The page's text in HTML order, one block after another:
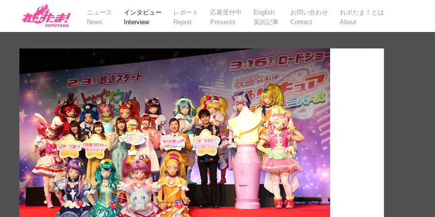
ニュース
News
インタビュー
Interview
レポート
Report
応募受付中
Presents
English
英訳記事
お問い合わせ
Contact
れポたま！とは
About